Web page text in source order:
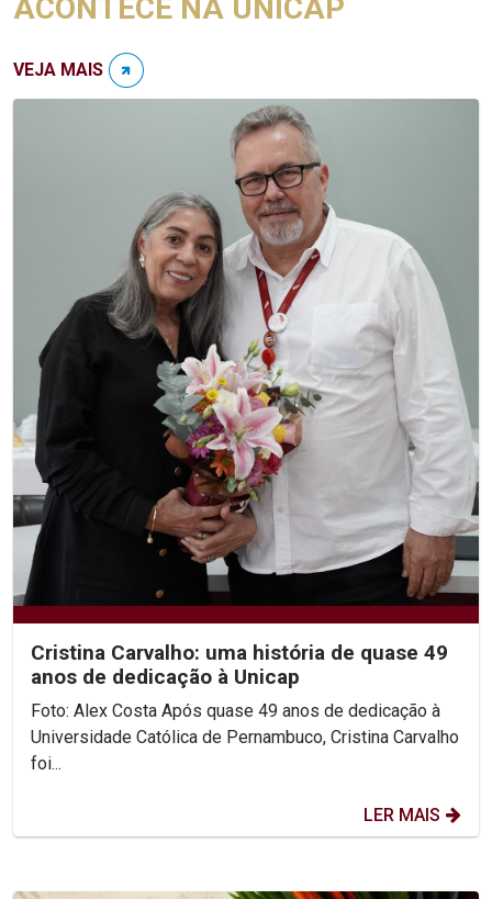
ACONTECE NA UNICAP
VEJA MAIS
Cristina Carvalho: uma história de quase 49
anos de dedicação à Unicap
Foto: Alex Costa Após quase 49 anos de dedicação à
Universidade Católica de Pernambuco, Cristina Carvalho
foi...
LER MAIS